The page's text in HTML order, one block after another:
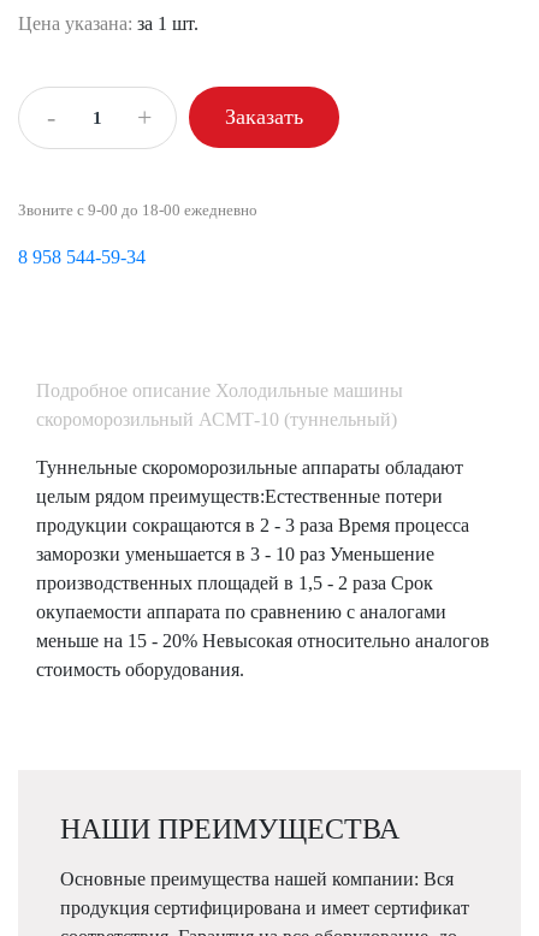
Цена указана: за 1 шт.
- + Заказать
Звоните с 9-00 до 18-00 ежедневно
8 958 544-59-34
Подробное описание Холодильные машины
скороморозильный АСМТ-10 (туннельный)
Туннельные скороморозильные аппараты обладают
целым рядом преимуществ:Естественные потери
продукции сокращаются в 2 - 3 раза Время процесса
заморозки уменьшается в 3 - 10 раз Уменьшение
производственных площадей в 1,5 - 2 раза Срок
окупаемости аппарата по сравнению с аналогами
меньше на 15 - 20% Невысокая относительно аналогов
стоимость оборудования.
НАШИ ПРЕИМУЩЕСТВА
Основные преимущества нашей компании: Вся
продукция сертифицирована и имеет сертификат